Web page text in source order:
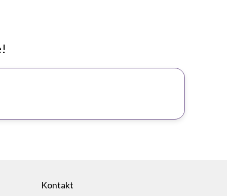
Kontakt